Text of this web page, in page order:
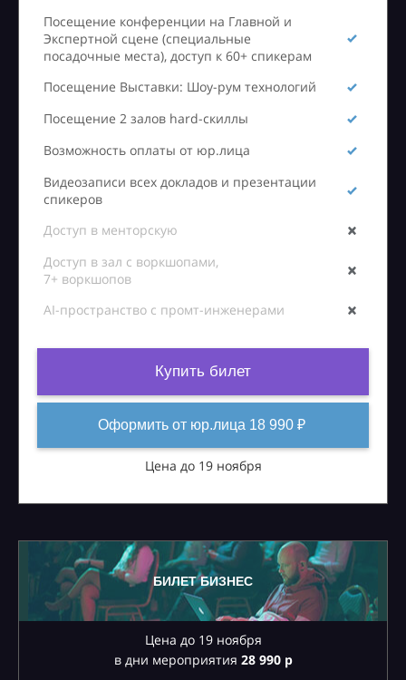
Посещение конференции на Главной и
Экспертной сцене (специальные
посадочные места), доступ к 60+ спикерам
Посещение Выставки: Шоу-рум технологий
Посещение 2 залов hard-скиллы
Возможность оплаты от юр.лица
Видеозаписи всех докладов и презентации
спикеров
Доступ в менторскую
Доступ в зал с воркшопами,
7+ воркшопов
AI-пространство с промт-инженерами
Купить билет
Оформить от юр.лица 18 990 ₽
Цена до 19 ноября
БИЛЕТ БИЗНЕС
Цена до 19 ноября
в дни мероприятия 28990 р